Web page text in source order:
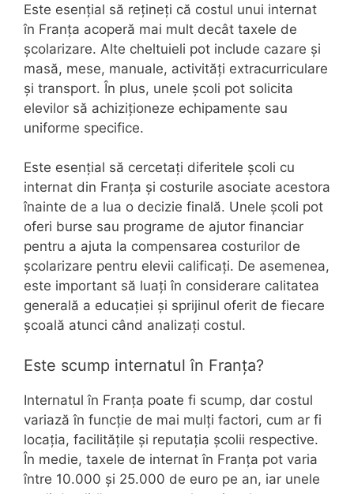
Este esențial să rețineți că costul unui internat
în Franța acoperă mai mult decât taxele de
școlarizare. Alte cheltuieli pot include cazare și
masă, mese, manuale, activități extracurriculare
și transport. În plus, unele școli pot solicita
elevilor să achiziționeze echipamente sau
uniforme specifice.
Este esențial să cercetați diferitele școli cu
internat din Franța și costurile asociate acestora
înainte de a lua o decizie finală. Unele școli pot
oferi burse sau programe de ajutor financiar
pentru a ajuta la compensarea costurilor de
școlarizare pentru elevii calificați. De asemenea,
este important să luați în considerare calitatea
generală a educației și sprijinul oferit de fiecare
școală atunci când analizați costul.
Este scump internatul în Franța?
Internatul în Franța poate fi scump, dar costul
variază în funcție de mai mulți factori, cum ar fi
locația, facilitățile și reputația școlii respective.
În medie, taxele de internat în Franța pot varia
între 10.000 și 25.000 de euro pe an, iar unele